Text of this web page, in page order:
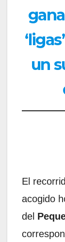
‘ligas’
un
El
acogido
del